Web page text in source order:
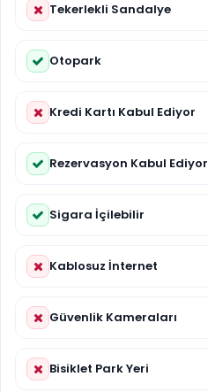
Tekerlekli Sandalye
Otopark
Kredi Kartı Kabul Ediyor
Rezervasyon Kabul Ediyor
Sigara İçilebilir
Kablosuz İnternet
Güvenlik Kameraları
Bisiklet Park Yeri